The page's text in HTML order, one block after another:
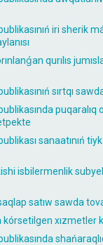
iri sherik
qurılıs
sırtqı
puqaralıq
sanaatınıń
isbilermenlik
satıw sawda
kórsetilgen xızmetler